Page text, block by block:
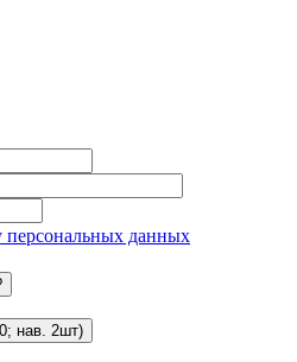
персональных данных
нав. 2шт)